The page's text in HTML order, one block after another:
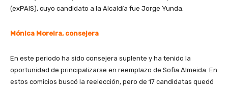
(exPAIS), cuyo candidato a la Alcaldía fue Jorge Yunda.
Mónica Moreira, consejera
En este periodo ha sido consejera suplente y ha tenido la
oportunidad de principalizarse en reemplazo de Sofía Almeida. En
estos comicios buscó la reelección, pero de 17 candidatas quedó